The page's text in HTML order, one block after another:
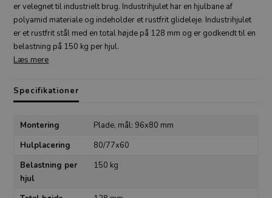
er velegnet til industrielt brug. Industrihjulet har en hjulbane af
polyamid materiale og indeholder et rustfrit glideleje. Industrihjulet
er et rustfrit stål med en total højde på 128 mm og er godkendt til en
belastning på 150 kg per hjul.
Læs mere
Specifikationer
Montering
Plade, mål: 96x80 mm
Hulplacering
80/77x60
Belastning per
hjul
150 kg